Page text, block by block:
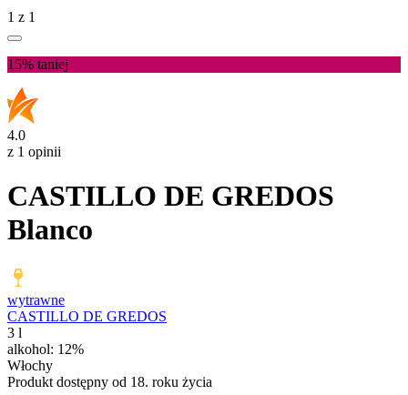
1 z 1
15% taniej
4.0
z 1 opinii
CASTILLO DE GREDOS
Blanco
wytrawne
CASTILLO DE GREDOS
3 l
alkohol: 12%
Włochy
Produkt dostępny od 18. roku życia